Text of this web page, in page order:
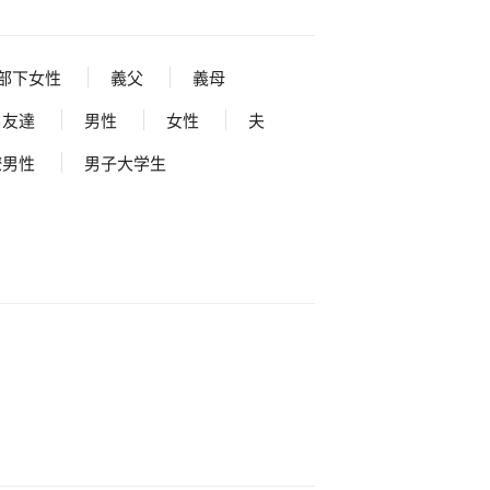
下女性 義父
義母
達
男性 女性
夫
性
男子大学生